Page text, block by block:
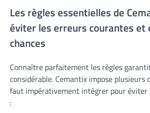
Les règles essentielles de
éviter les erreurs courantes et
chances
Connaître parfaitement les règles
considérable. Cemantix impose plusieurs
faut impérativement intégrer pour éviter
: